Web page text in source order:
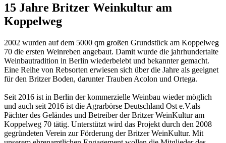
15 Jahre Britzer Weinkultur am
Koppelweg
2002 wurden auf dem 5000 qm großen Grundstück am Koppelweg
70 die ersten Weinreben angebaut. Damit wurde die jahrhundertalte
Weinbautradition in Berlin wiederbelebt und bekannter gemacht.
Eine Reihe von Rebsorten erwiesen sich über die Jahre als geeignet
für den Britzer Boden, darunter Trauben Acolon und Ortega.
Seit 2016 ist in Berlin der kommerzielle Weinbau wieder möglich
und auch seit 2016 ist die Agrarbörse Deutschland Ost e.V.als
Pächter des Geländes und Betreiber der Britzer WeinKultur am
Koppelweg 70 tätig. Unterstützt wird das Projekt durch den 2008
gegründeten Verein zur Förderung der Britzer WeinKultur. Mit